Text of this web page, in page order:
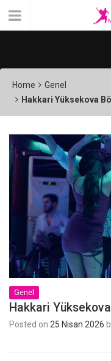
Home
Genel
Hakkari Yüksekova
Genel
Hakkari
Posted on 25 Nisan 2026